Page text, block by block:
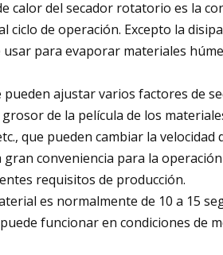
calor del secador rotatorio es la
de operación. Excepto la
para evaporar materiales
pueden ajustar varios factores de
de la película de los
que pueden cambiar la velocidad
conveniencia para la operación
requisitos de producción.
es normalmente de 10 a 15
funcionar en condiciones de